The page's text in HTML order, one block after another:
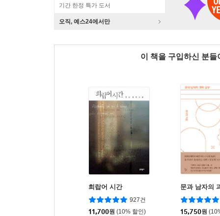
기간 한정 특가 도서
오직, 예스24에서만
이 책을 구입하신 분
희랍어 시간
927건
11,700원 (10% 할인)
문과 남자의
15,750원